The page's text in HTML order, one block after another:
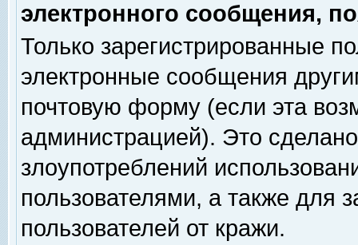
электронного сообщения,
Только зарегистрированные
электронные сообщения
почтовую форму (если эта
администрацией). Это
злоупотреблений
пользователями, а также для
пользователей от кражи.